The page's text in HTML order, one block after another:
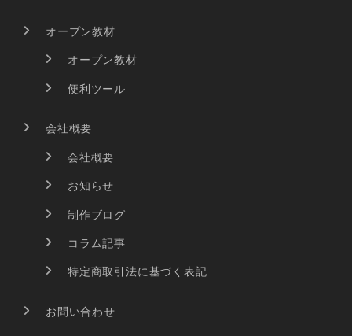
オープン教材
オープン教材
便利ツール
会社概要
会社概要
お知らせ
制作ブログ
コラム記事
特定商取引法に基づく表記
お問い合わせ